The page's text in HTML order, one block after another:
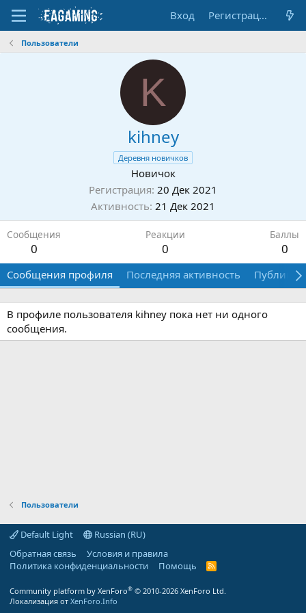
Вход Регистрация
Пользователи
K
kihney
Деревня новичков
Новичок
Регистрация 20 Дек 2021
Активность 21 Дек 2021
Сообщения
0
Реакции
0
Баллы
0
Сообщения профиля Последняя активность
В профиле пользователя kihney пока нет ни одного
сообщения.
Пользователи
Default Light
Russian (RU)
Обратная связь
Условия и правила
Политика конфиденциальности
Помощь
R
Community platform by XenForo® © 2010-2026 XenForo Ltd.
Локализация от XenForo.Info